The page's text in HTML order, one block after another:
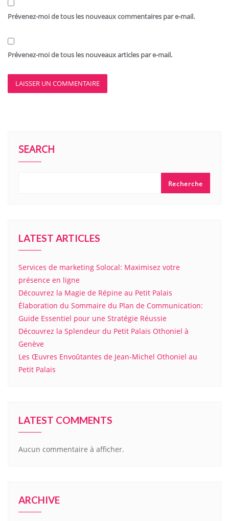
Prévenez-moi de tous les nouveaux commentaires par e-mail.
Prévenez-moi de tous les nouveaux articles par e-mail.
SEARCH
Recherche
LATEST ARTICLES
Services de marketing Solocal: Maximisez votre
présence en ligne
Découvrez la Magie de Répine au Petit Palais
Élaboration du Sommaire du Plan de Communication:
Guide Essentiel pour une Stratégie Réussie
Découvrez la Splendeur du Petit Palais Othoniel à
Genève
Les Œuvres Envoûtantes de Jean-Michel Othoniel au
Petit Palais
LATEST COMMENTS
Aucun commentaire à afficher.
ARCHIVE